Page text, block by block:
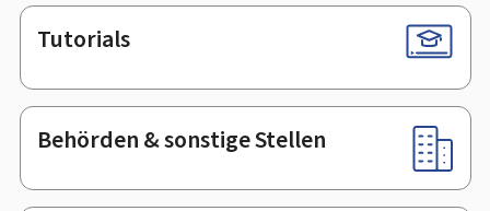
Tutorials
Behörden & sonstige Stellen